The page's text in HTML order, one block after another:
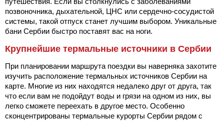
позвоночника, дыхательной, ЦНС или сердечно-сосудистой
системы, такой отпуск станет лучшим выбором. Уникальные
бани Сербии быстро поставят вас на ноги.
Крупнейшие термальные источники в Сербии
При планировании маршрута поездки вы наверняка захотите
изучить расположение термальных источников Сербии на
карте. Многие из них находятся недалеко друг от друга, так
что если вам не подойдут воды и грязи на одном из них, вы
легко сможете переехать в другое место. Особенно
сконцентрированы термальные курорты Сербии рядом с